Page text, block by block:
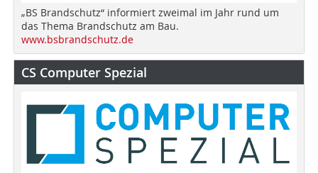
„BS Brandschutz“ informiert zweimal im Jahr rund um
das Thema Brandschutz am Bau.
www.bsbrandschutz.de
CS Computer Spezial